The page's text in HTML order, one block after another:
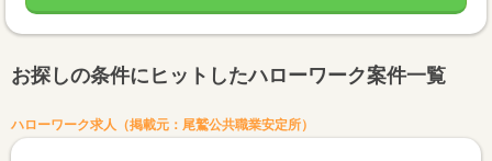
お探しの条件にヒットしたハローワーク案件一覧
ハローワーク求人（掲載元：尾鷲公共職業安定所）